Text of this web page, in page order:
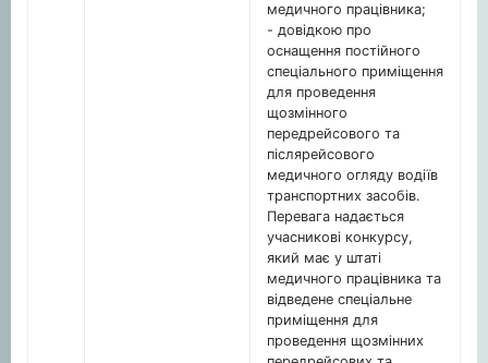
медичного працівника;
- довідкою про
оснащення постійного
спеціального приміщення
для проведення
щозмінного
передрейсового та
післярейсового
медичного огляду водіїв
транспортних засобів.
Перевага надається
учасникові конкурсу,
який має у штаті
медичного працівника та
відведене спеціальне
приміщення для
проведення щозмінних